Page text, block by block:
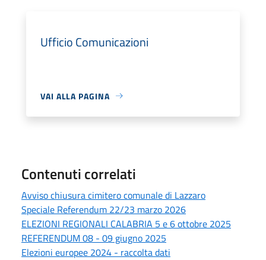
Ufficio Comunicazioni
VAI ALLA PAGINA
Contenuti correlati
Avviso chiusura cimitero comunale di Lazzaro
Speciale Referendum 22/23 marzo 2026
ELEZIONI REGIONALI CALABRIA 5 e 6 ottobre 2025
REFERENDUM 08 - 09 giugno 2025
Elezioni europee 2024 - raccolta dati